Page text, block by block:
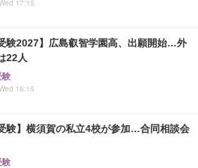
17:15
験2027】広島叡智学園高、出願開始…外
22人
験
16:15
験】横須賀の私立4校が参加…合同相談会
験